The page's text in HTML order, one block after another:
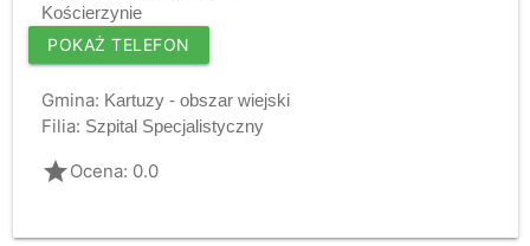
Kościerzynie
POKAŻ TELEFON
Gmina: Kartuzy - obszar wiejski
Filia: Szpital Specjalistyczny
gradeOcena: 0.0